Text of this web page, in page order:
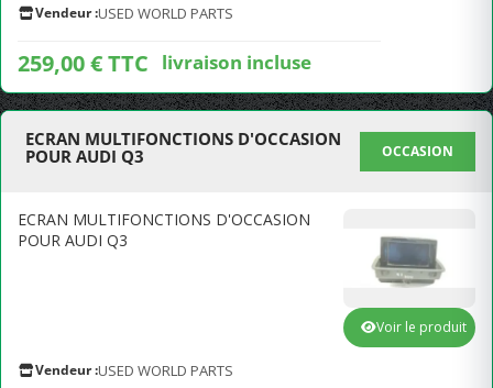
Vendeur :USED WORLD PARTS
259,00 € TTC livraison incluse
ECRAN MULTIFONCTIONS D'OCCASION
POUR AUDI Q3
OCCASION
ECRAN MULTIFONCTIONS D'OCCASION
POUR AUDI Q3
Vendeur :USED WORLD PARTS
Voir le produit